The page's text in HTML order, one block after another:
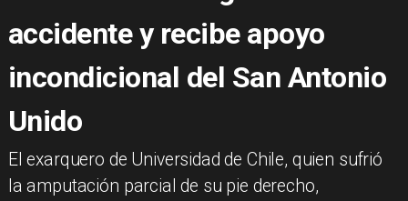
accidente y recibe apoyo
incondicional del San Antonio
Unido
​El exarquero de Universidad de Chile, quien sufrió
la amputación parcial de su pie derecho,